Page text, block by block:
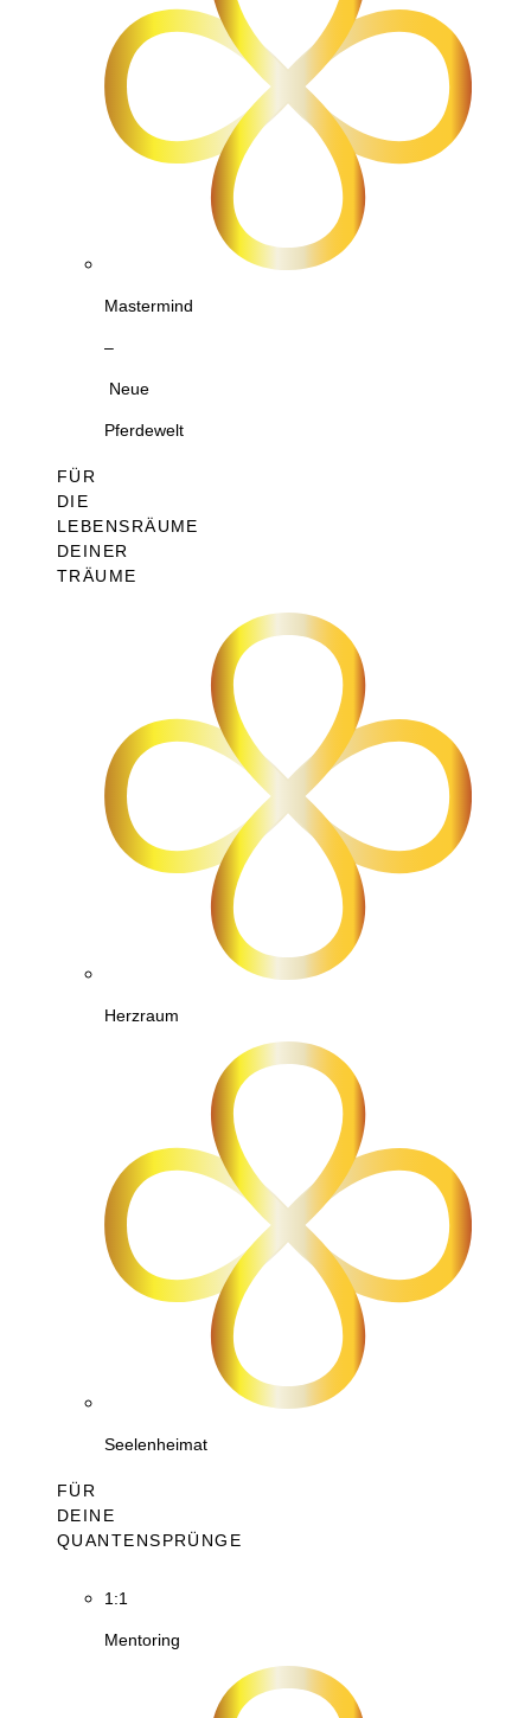
Mastermind
–
Neue
Pferdewelt
FÜR
DIE
LEBENSRÄUME
DEINER
TRÄUME
Herzraum
Seelenheimat
FÜR
DEINE
QUANTENSPRÜNGE
1:1
Mentoring